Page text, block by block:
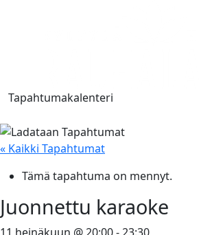
Tapahtumakalenteri
« Kaikki Tapahtumat
Tämä tapahtuma on mennyt.
Juonnettu karaoke